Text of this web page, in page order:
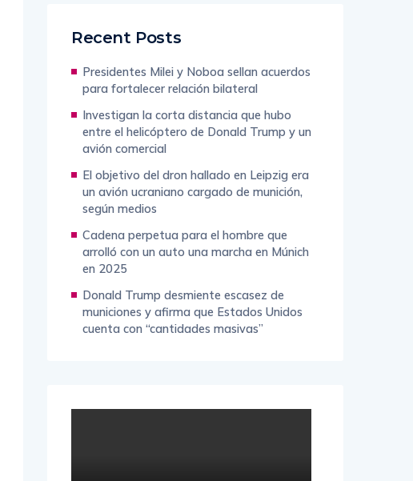
Recent Posts
Presidentes Milei y Noboa sellan acuerdos
para fortalecer relación bilateral
Investigan la corta distancia que hubo
entre el helicóptero de Donald Trump y un
avión comercial
El objetivo del dron hallado en Leipzig era
un avión ucraniano cargado de munición,
según medios
Cadena perpetua para el hombre que
arrolló con un auto una marcha en Múnich
en 2025
Donald Trump desmiente escasez de
municiones y afirma que Estados Unidos
cuenta con “cantidades masivas”